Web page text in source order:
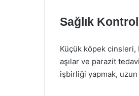
Sağlık
Küçük köpek cinsleri,
aşılar ve parazit
işbirliği yapmak,